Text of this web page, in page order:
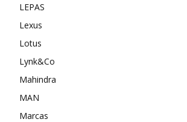
LEPAS
Lexus
Lotus
Lynk&Co
Mahindra
MAN
Marcas